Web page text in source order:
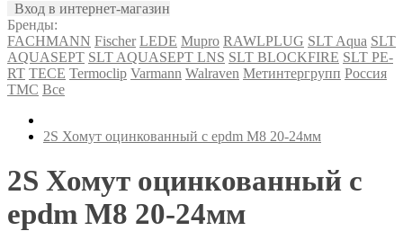
Вход в интернет-магазин
Бренды:
FACHMANN Fischer LEDE Mupro RAWLPLUG SLT Aqua SLT
AQUASEPT SLT AQUASEPT LNS SLT BLOCKFIRE SLT PE-
RT TECE Termoclip Varmann Walraven Метинтергрупп Россия
ТМС Все
2S Хомут оцинкованный с epdm M8 20-24мм
2S Хомут оцинкованный с
epdm M8 20-24мм